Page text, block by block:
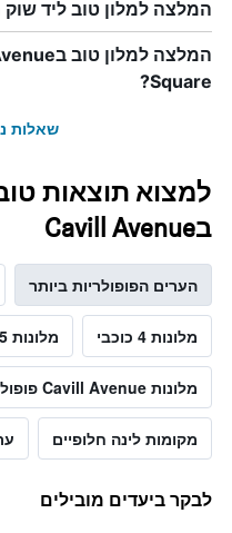
המלצה למלון טוב ליד
Square?
שאלות
למצוא תוצאות
בCavill Avenue
הערים הפופולריות ביותר
מלונות 4 כוכבי מלונות 5 כוכבי
מלונות Cavill Avenue פופולריים
מקומות לינה חלופיים
לבקר ביעדים מובילים